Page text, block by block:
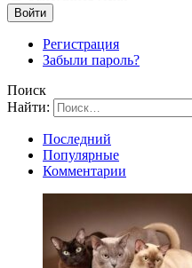
Войти
Регистрация
Забыли пароль?
Поиск
Найти:
Последний
Популярные
Комментарии